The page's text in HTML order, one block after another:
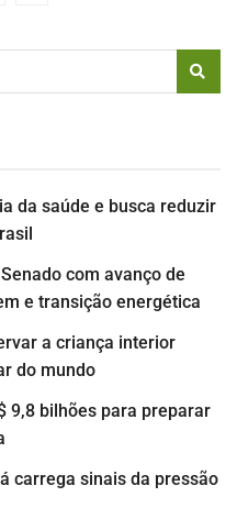
da saúde e busca reduzir
com avanço de
e transição energética
a criança interior
do mundo
9,8 bilhões para preparar
carrega sinais da pressão